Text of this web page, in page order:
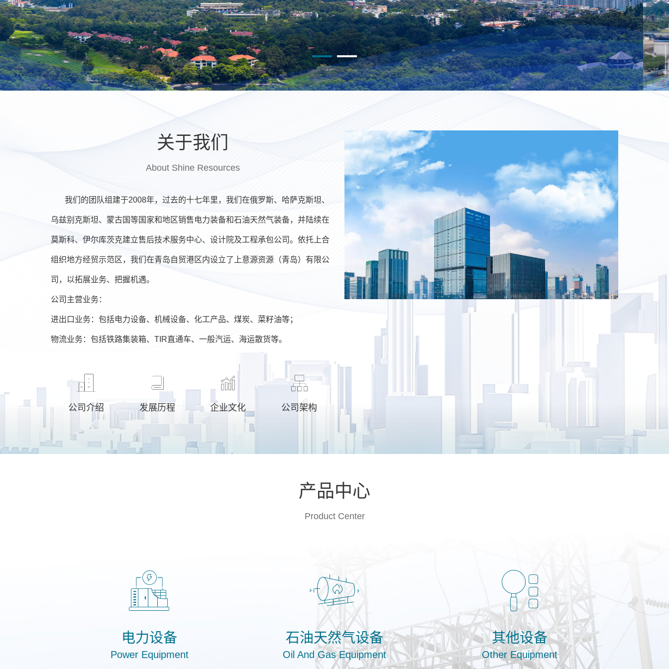
关于我们
About Shine Resources
我们的团队组建于2008年，过去的十七年里，我们在俄罗斯、哈萨克斯坦、
乌兹别克斯坦、蒙古国等国家和地区销售电力装备和石油天然气装备，并陆续在
莫斯科、伊尔库茨克建立售后技术服务中心、设计院及工程承包公司。依托上合
组织地方经贸示范区，我们在青岛自贸港区内设立了上意源资源（青岛）有限公
司，以拓展业务、把握机遇。
公司主营业务：
进出口业务：包括电力设备、机械设备、化工产品、煤炭、菜籽油等；
物流业务：包括铁路集装箱、TIR直通车、一般汽运、海运散货等。
公司介绍 发展历程 企业文化 公司架构
产品中心
Product Center
电力设备
Power Equipment
石油天然气设备
Oil And Gas Equipment
其他设备
Other Equipment